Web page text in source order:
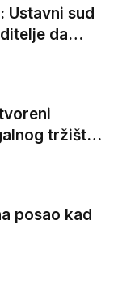
Ustavni sud
da
tržišta,
van EU
posao kad